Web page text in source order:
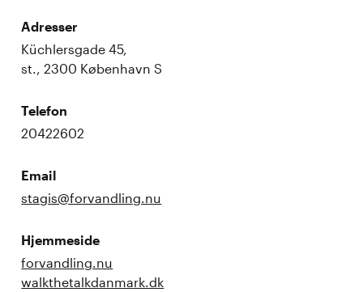
Adresser
Küchlersgade 45,
st., 2300 København S
Telefon
20422602
Email
stagis@forvandling.nu
Hjemmeside
forvandling.nu
walkthetalkdanmark.dk